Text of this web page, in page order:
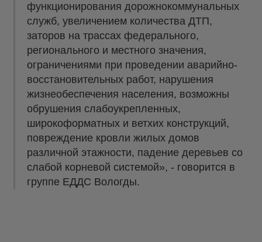
функционирования дорожнокоммунальных
служб, увеличением количества ДТП,
заторов на трассах федерального,
регионального и местного значения,
ограничениями при проведении аварийно-
восстановительных работ, нарушения
жизнеобеспечения населения, возможны
обрушения слабоукрепленных,
широкоформатных и ветхих конструкций,
повреждение кровли жилых домов
различной этажности, падение деревьев со
слабой корневой системой», - говорится в
группе ЕДДС Вологды.